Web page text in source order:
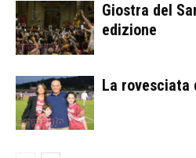
Giostra del
edizione
La rovesciata